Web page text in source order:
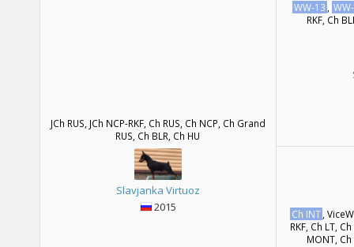
JCh RUS, JCh NCP-RKF, Ch RUS, Ch NCP, Ch Grand
RUS, Ch BLR, Ch HU
Slavjanka Virtuoz
2015
WW-13
RKF, Ch
Ch INT ,
RKF, Ch LT,
MONT, Ch